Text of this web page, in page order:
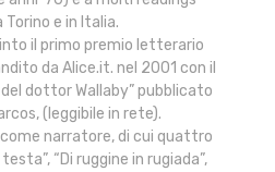
e in Italia.
il primo premio letterario
da Alice.it. nel 2001 con il
dottor Wallaby” pubblicato
(leggibile in rete).
narratore, di cui quattro
“Di ruggine in rugiada”,